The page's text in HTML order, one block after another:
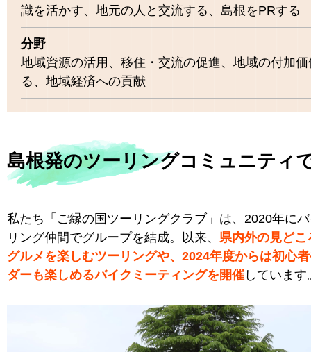
識を活かす、地元の人と交流する、島根をPRする
分野
地域資源の活用、移住・交流の促進、地域の付加
る、地域経済への貢献
島根発のツーリングコミュニティ
私たち「ご縁の国ツーリングクラブ」は、2020年に
リング仲間でグループを結成。以来、 県内外の見どこ
グルメを楽しむツーリングや、2024年度からは初心
ダーも楽しめるバイクミーティングを開催 しています